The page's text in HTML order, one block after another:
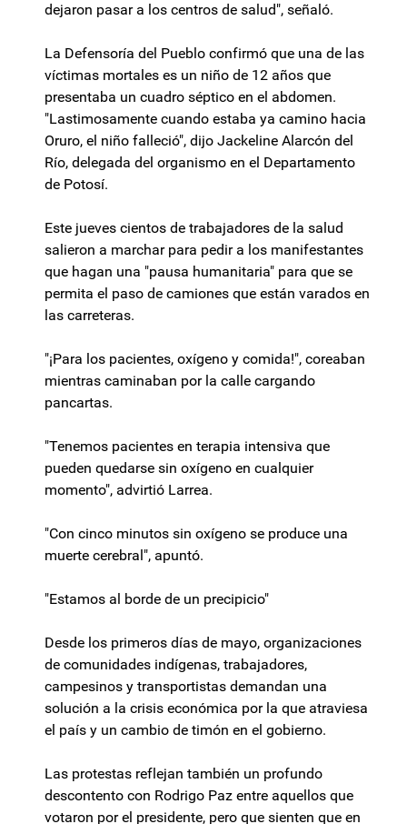
dejaron pasar a los centros de salud", señaló.
La Defensoría del Pueblo confirmó que una de las
víctimas mortales es un niño de 12 años que
presentaba un cuadro séptico en el abdomen.
"Lastimosamente cuando estaba ya camino hacia
Oruro, el niño falleció", dijo Jackeline Alarcón del
Río, delegada del organismo en el Departamento
de Potosí.
Este jueves cientos de trabajadores de la salud
salieron a marchar para pedir a los manifestantes
que hagan una "pausa humanitaria" para que se
permita el paso de camiones que están varados en
las carreteras.
"¡Para los pacientes, oxígeno y comida!", coreaban
mientras caminaban por la calle cargando
pancartas.
"Tenemos pacientes en terapia intensiva que
pueden quedarse sin oxígeno en cualquier
momento", advirtió Larrea.
"Con cinco minutos sin oxígeno se produce una
muerte cerebral", apuntó.
"Estamos al borde de un precipicio"
Desde los primeros días de mayo, organizaciones
de comunidades indígenas, trabajadores,
campesinos y transportistas demandan una
solución a la crisis económica por la que atraviesa
el país y un cambio de timón en el gobierno.
Las protestas reflejan también un profundo
descontento con Rodrigo Paz entre aquellos que
votaron por el presidente, pero que sienten que en